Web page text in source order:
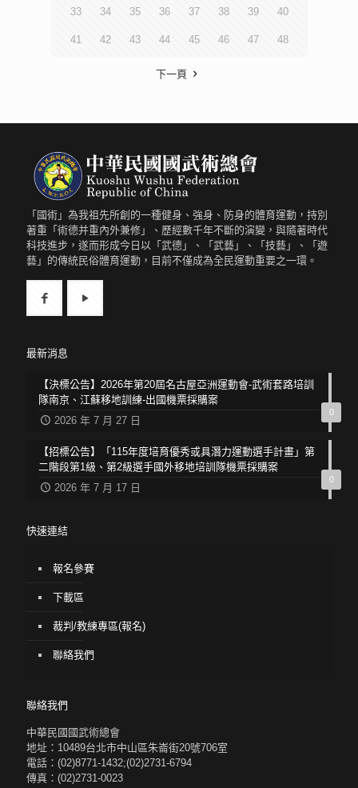
33 34 35 36 37 38 39 40
41 42 43 44 45 46 47 48
下一頁
「國術」為我祖先所創的一種健身、強身、防身的體育運動，持別
著重「術德并重內外兼修」、歷經數千年不斷的演變，與隨著時代
科技進步，遂而形成今日以「武德」、「武藝」、「技藝」、「遊
藝」的傳統民俗體育運動，目前不僅成為全民運動重要之一環。
最新消息
0
【決標公告】2026年第20屆名古屋亞洲運動會-武術套路培訓
隊南京、江蘇移地訓練-出國機票採購案
2026 年 7 月 27 日
0
【招標公告】「115年度培育優秀或具潛力運動選手計畫」第
二階段第1級、第2級選手國外移地培訓隊機票採購案
2026 年 7 月 17 日
快速連結
報名參賽
下載區
裁判/教練專區(報名)
聯絡我們
聯絡我們
中華民國國武術總會
地址：10489台北市中山區朱崙街20號706室
電話：(02)8771-1432;(02)2731-6794
傳真：(02)2731-0023